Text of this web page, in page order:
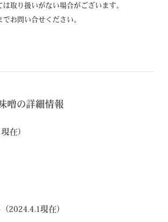
取り扱いがない場合がございます。
お問い合せください。
噌の詳細情報
在）
2024.4.1現在）